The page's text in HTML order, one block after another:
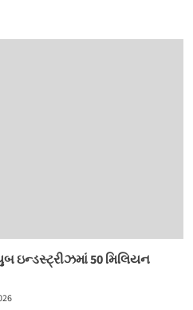
ઇન્ડસ્ટ્રીઝમાં 50 મિલિયન